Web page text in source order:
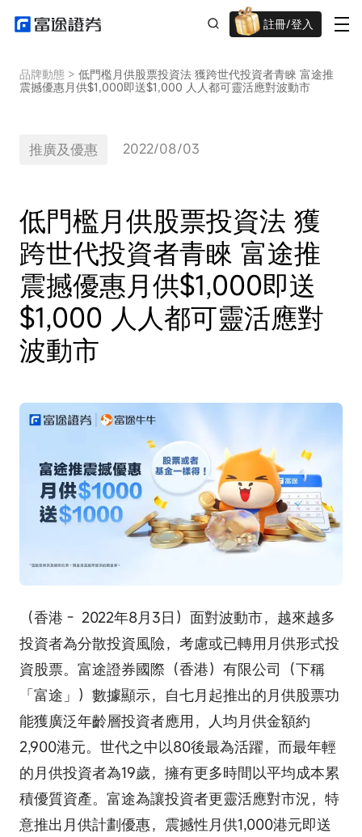
註冊/登入
迎新驚喜賞 股票/BTC等任你揀!
品牌動態> 低門檻月供股票投資法 獲跨世代投資者青睞 富途推
震撼優惠月供$1,000即送$1,000 人人都可靈活應對波動市
推廣及優惠 2022/08/03
低門檻月供股票投資法 獲
跨世代投資者青睞 富途推
震撼優惠月供$1,000即送
$1,000 人人都可靈活應對
波動市
（香港 - 2022年8月3日）面對波動市，越來越多
投資者為分散投資風險，考慮或已轉用月供形式投
資股票。富途證券國際（香港）有限公司（下稱
「富途」）數據顯示，自七月起推出的月供股票功
能獲廣泛年齡層投資者應用，人均月供金額約
2,900港元。世代之中以80後最為活躍，而最年輕
的月供投資者為19歲，擁有更多時間以平均成本累
積優質資產。富途為讓投資者更靈活應對市況，特
意推出月供計劃優惠，震撼性月供1,000港元即送